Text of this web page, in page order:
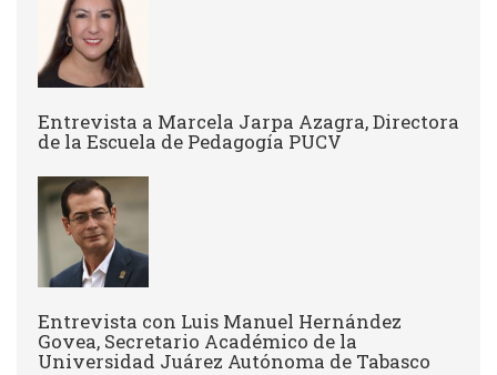
Entrevista a Marcela Jarpa Azagra, Directora
de la Escuela de Pedagogía PUCV
Entrevista con Luis Manuel Hernández
Govea, Secretario Académico de la
Universidad Juárez Autónoma de Tabasco